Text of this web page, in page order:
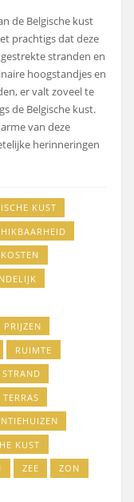
de Belgische kust
prachtigs dat deze
stranden en
hoogstandjes en
er valt zoveel te
de Belgische kust.
van deze
herinneringen
KUST
PRIJZEN
RUIMTE
STRAND
TERRAS
KUST
ZEE ZON